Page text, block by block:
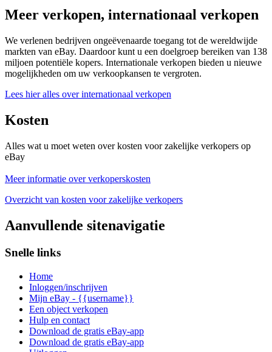
Meer verkopen, internationaal verkopen
We verlenen bedrijven ongeëvenaarde toegang tot de wereldwijde
markten van eBay. Daardoor kunt u een doelgroep bereiken van 138
miljoen potentiële kopers. Internationale verkopen bieden u nieuwe
mogelijkheden om uw verkoopkansen te vergroten.
Lees hier alles over internationaal verkopen
Kosten
Alles wat u moet weten over kosten voor zakelijke verkopers op
eBay
Meer informatie over verkoperskosten
Overzicht van kosten voor zakelijke verkopers
Aanvullende sitenavigatie
Snelle links
Home
Inloggen/inschrijven
Mijn eBay - {{username}}
Een object verkopen
Hulp en contact
Download de gratis eBay-app
Download de gratis eBay-app